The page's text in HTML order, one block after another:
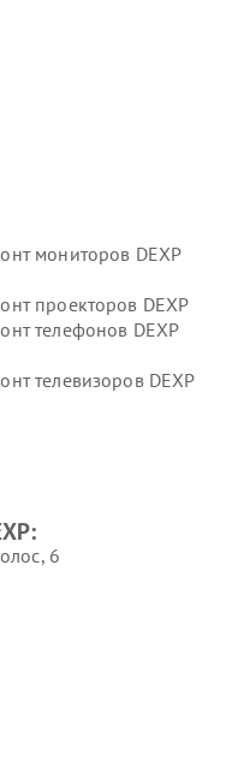
мониторов DEXP
проекторов DEXP
телефонов DEXP
телевизоров DEXP
мини пк DEXP
6